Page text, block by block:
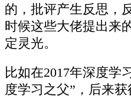
的，批评产生反思，
时候这些大佬提出来
定灵光。
比如在2017年深度学
度学习之父”，后来